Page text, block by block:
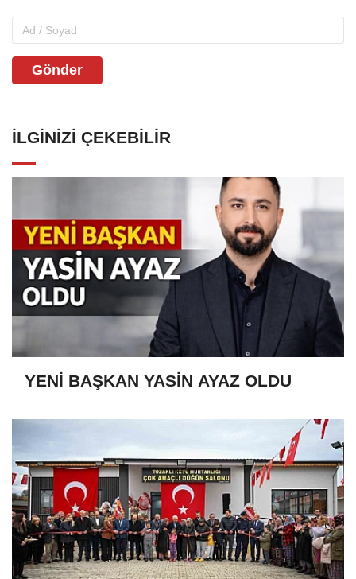
Gönder
İLGINIZI ÇEKEBILIR
YENİ BAŞKAN YASİN AYAZ OLDU